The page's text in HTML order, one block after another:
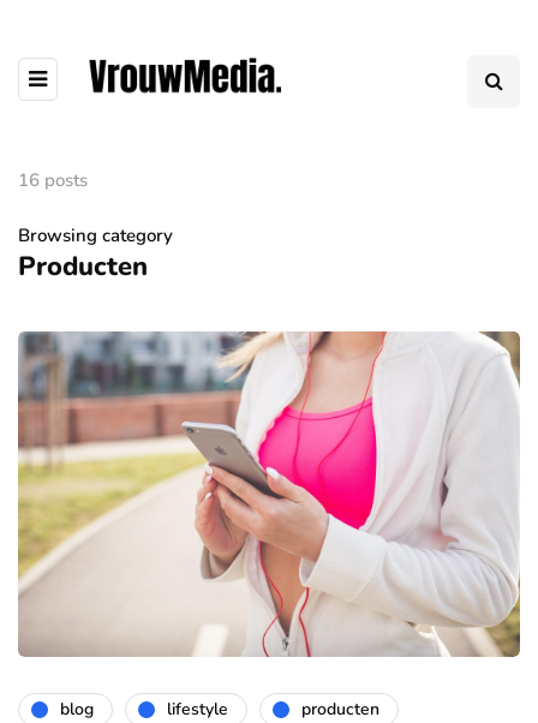
16 posts
Browsing category
Producten
blog lifestyle producten